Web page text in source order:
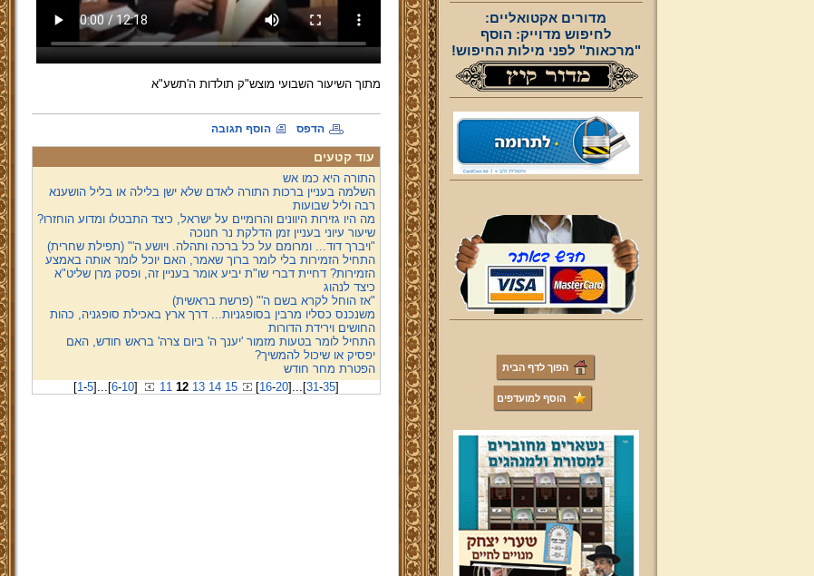
מדורים אקטואליים:
לחיפוש מדוייק: הוסף
"מרכאות" לפני מילות החיפוש!
הפוך לדף הבית
הוסף למועדפים
מתוך השיעור השבועי מוצש"ק תולדות ה'תשע"א
הדפס הוסף תגובה
עוד קטעים
התורה היא כמו אש
השלמה בעניין ברכות התורה לאדם שלא ישן בלילה או בליל הושענא
רבה וליל שבועות
מה היו גזירות היוונים והרומיים על ישראל, כיצד התבטלו ומדוע הוחזרו?
שיעור עיוני בעניין זמן הדלקת נר חנוכה
"ויברך דוד... ומרומם על כל ברכה ותהלה. ויושע ה'" (תפילת שחרית)
התחיל הזמירות בלי לומר ברוך שאמר, האם יוכל לומר אותה באמצע
הזמירות? דחיית דברי שו"ת יביע אומר בעניין זה, ופסק מרן שליט"א
כיצד לנהוג
"אז הוחל לקרא בשם ה'" (פרשת בראשית)
משנכנס כסליו מרבין בסופגניות... דרך ארץ באכילת סופגניה, כהות
החושים וירידת הדורות
התחיל לומר בטעות מזמור 'יענך ה' ביום צרה' בראש חודש, האם
יפסיק או שיכול להמשיך?
הפטרת מחר חודש
[1-5] ... [6-10] 11 12 13 14 15 [16-20] ... [31-35]